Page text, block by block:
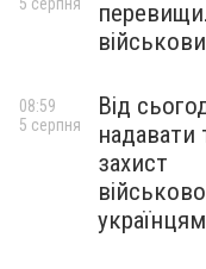
Від
надавати
захист
українцям
08:59
5 серпня